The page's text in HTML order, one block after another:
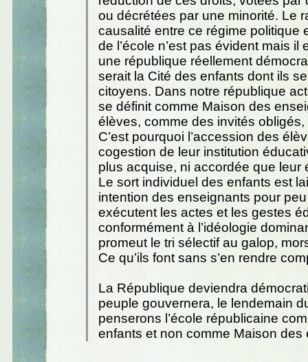
ou décrétées par une minorité. Le
causalité entre ce régime politique
de l’école n’est pas évident mais il
une république réellement
serait la Cité des enfants dont ils
citoyens. Dans notre république
se définit comme Maison des
élèves, comme des invités
C’est pourquoi l’accession des
cogestion de leur institution
plus acquise, ni accordée que leur
Le sort individuel des enfants est
intention des enseignants pour peu
exécutent les actes et les gestes
conformément à l’idéologie
promeut le tri sélectif au galop,
Ce qu’ils font sans s’en rendre
La République deviendra
peuple gouvernera, le lendemain
penserons l’école républicaine
enfants et non comme Maison des